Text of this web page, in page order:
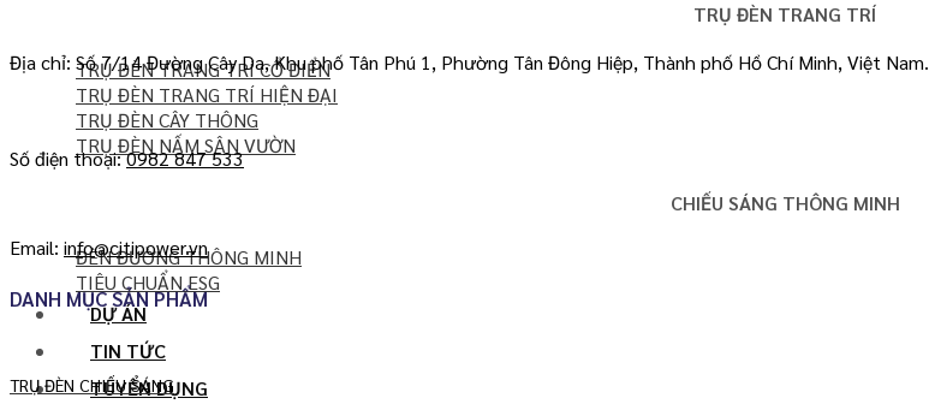
TRỤ ĐÈN TRANG TRÍ
TRỤ ĐÈN TRANG TRÍ CỔ ĐIỂN
TRỤ ĐÈN TRANG TRÍ HIỆN ĐẠI
TRỤ ĐÈN CÂY THÔNG
TRỤ ĐÈN NẤM SÂN VƯỜN
CHIẾU SÁNG THÔNG MINH
ĐÈN ĐƯỜNG THÔNG MINH
TIÊU CHUẨN ESG
DỰ ÁN
TIN TỨC
TUYỂN DỤNG
Địa chỉ: Số 7/14 Đường Cây Da, Khu phố Tân Phú 1, Phường Tân Đông Hiệp, Thành phố Hồ Chí Minh, Việt Nam.
Số điện thoại:0982 847 533
Email: info@citipower.vn
DANH MỤC SẢN PHẨM
TRỤ ĐÈN CHIẾU SÁNG